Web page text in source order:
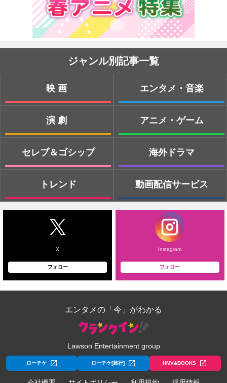
ジャンル別記事一覧
映画
演劇
セレブ＆ゴシップ
トレンド
エンタメ・音楽
アニメ・ゲーム
海外ドラマ
動画配信サービス
X
フォロー
Instagram
フォロー
エンタメの「今」がわかる
Lawson Entertainment group
ローチケ ローチケ[旅行] HMV&BOOKS